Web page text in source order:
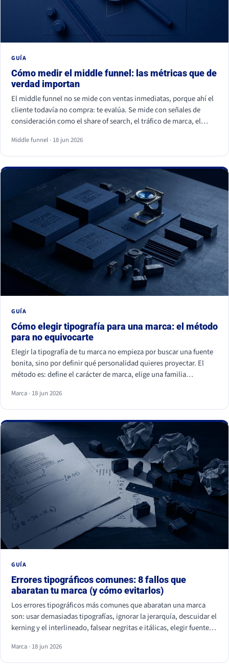
GUÍA
Cómo medir el middle funnel: las métricas que de
verdad importan
El middle funnel no se mide con ventas inmediatas, porque ahí el
cliente todavía no compra: te evalúa. Se mide con señales de
consideración como el share of search, el tráfico de marca, el
lead (MQL a SQL). Las impresiones, los likes y los seguidores no
cuentan: son volumen, no preferencia.
Middle funnel · 18 jun 2026
GUÍA
Cómo elegir tipografía para una marca: el método
para no equivocarte
Elegir la tipografía de tu marca no empieza por buscar una fuente
bonita, sino por definir qué personalidad quieres proyectar. El
método es: define el carácter de marca, elige una familia
legibilidad en todos tus soportes, comprueba la licencia
comercial y asegúrate de ser distinto a tu competencia. La fuente
es lo último; la estrategia es lo primero.
Marca · 18 jun 2026
GUÍA
Errores tipográficos comunes: 8 fallos que
abaratan tu marca (y cómo evitarlos)
Los errores tipográficos más comunes que abaratan una marca
son: usar demasiadas tipografías, ignorar la jerarquía, descuidar el
kerning y el interlineado, falsear negritas e itálicas, elegir fuentes
licencia y ser idéntico a la competencia. Casi ninguno se nota de
uno en uno, pero juntos hacen que tu marca parezca improvisada.
Marca · 18 jun 2026